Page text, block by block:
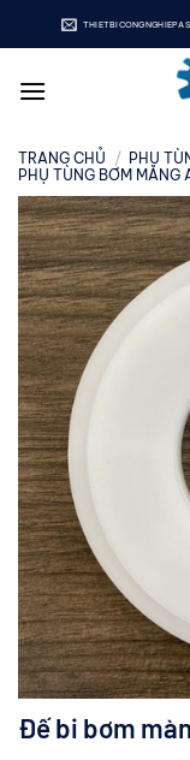
qua
dung
TRANG CHỦ / PHỤ
PHỤ TÙNG BƠM MÀNG
Đế bi bơm